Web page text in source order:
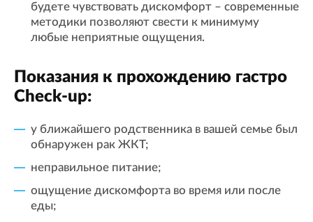
будете чувствовать дискомфорт – современные
методики позволяют свести к минимуму
любые неприятные ощущения.
Показания к прохождению гастро
Check-up:
у ближайшего родственника в вашей семье был
обнаружен рак ЖКТ;
неправильное питание;
ощущение дискомфорта во время или после
еды;